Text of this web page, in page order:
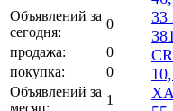
Объявлений за
сегодня:
0
продажа:
0
покупка:
0
Объявлений за
месяц:
1